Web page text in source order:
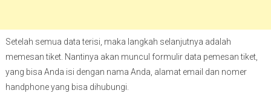
Setelah semua data terisi, maka langkah selanjutnya adalah
memesan tiket. Nantinya akan muncul formulir data pemesan tiket,
yang bisa Anda isi dengan nama Anda, alamat email dan nomer
handphone yang bisa dihubungi.